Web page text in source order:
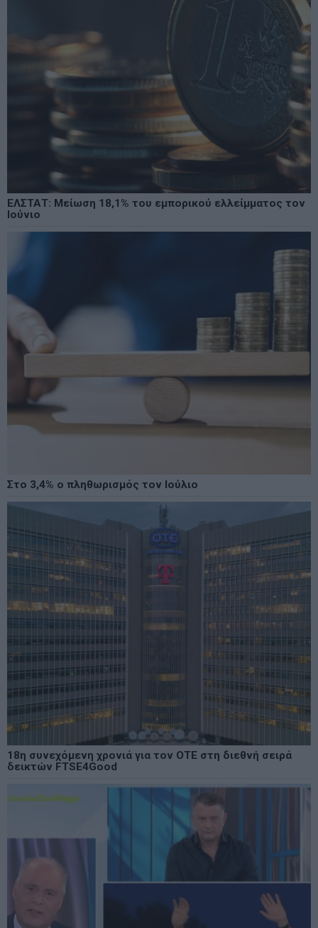
ΕΛΣΤΑΤ: Μείωση 18,1% του εμπορικού ελλείμματος τον
Ιούνιο
Στο 3,4% ο πληθωρισμός τον Ιούλιο
18η συνεχόμενη χρονιά για τον ΟΤΕ στη διεθνή σειρά
δεικτών FTSE4Good